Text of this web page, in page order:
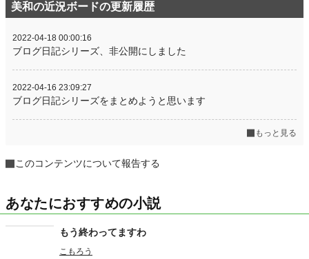
美和の近況ボードの更新履歴
2022-04-18 00:00:16
ブログ日記シリーズ、非公開にしました
2022-04-16 23:09:27
ブログ日記シリーズをまとめようと思います
もっと見る
このコンテンツについて報告する
あなたにおすすめの小説
もう終わってますわ
こもろう